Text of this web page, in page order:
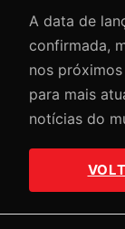
A data de
confirmada,
nos
para mais
notícias do